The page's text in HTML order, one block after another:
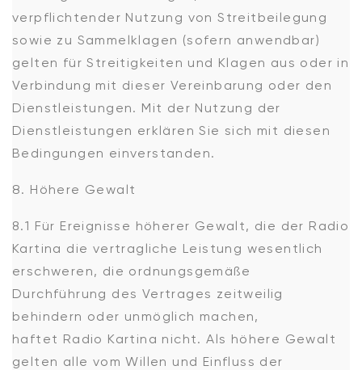
verpflichtender Nutzung von Streitbeilegung
sowie zu Sammelklagen (sofern anwendbar)
gelten für Streitigkeiten und Klagen aus oder in
Verbindung mit dieser Vereinbarung oder den
Dienstleistungen. Mit der Nutzung der
Dienstleistungen erklären Sie sich mit diesen
Bedingungen einverstanden.
Höhere Gewalt
8.1 Für Ereignisse höherer Gewalt, die der Radio
Kartina die vertragliche Leistung wesentlich
erschweren, die ordnungsgemäße
Durchführung des Vertrages zeitweilig
behindern oder unmöglich machen,
haftet Radio Kartina nicht. Als höhere Gewalt
gelten alle vom Willen und Einfluss der